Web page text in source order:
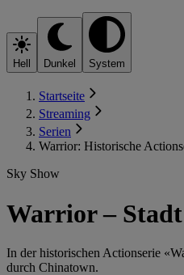
Hell Dunkel System
Startseite
Streaming
Serien
Warrior: Historische
Sky Show
Warrior –
In der historischen Actionserie
durch Chinatown.